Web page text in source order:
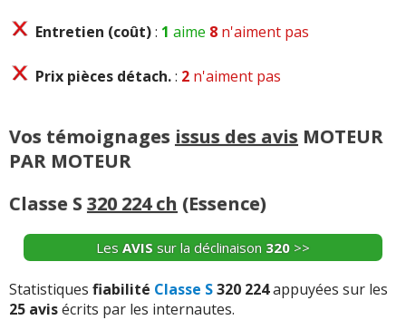
Entretien (coût): 1 aime 8 n'aiment pas
Prix pièces détach.: 2 n'aiment pas
Vos témoignages issus des avis MOTEUR
PAR MOTEUR
Classe S 320 224 ch (Essence)
Les AVIS sur la déclinaison 320 >>
Statistiques fiabilité Classe S320 224appuyées sur les
25 avisécrits par les internautes.